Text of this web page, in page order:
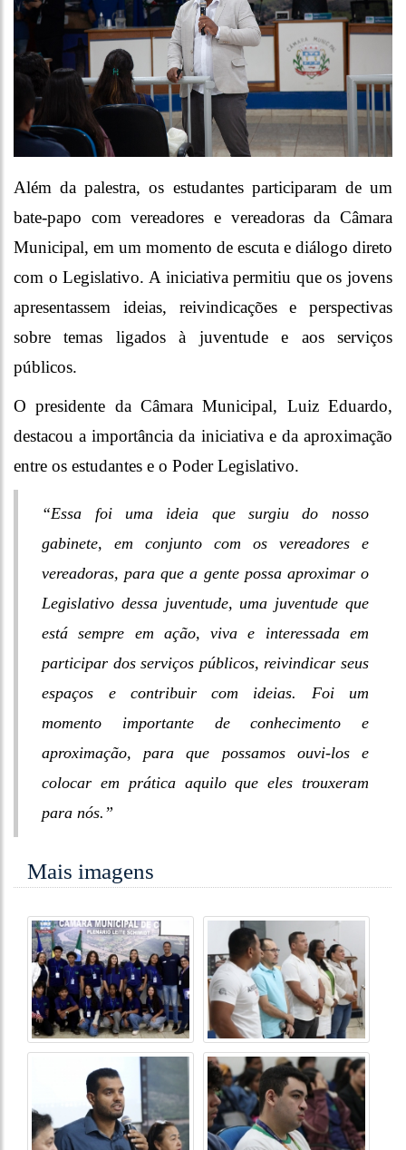
Além da palestra, os estudantes participaram de um
bate-papo com vereadores e vereadoras da Câmara
Municipal, em um momento de escuta e diálogo direto
com o Legislativo. A iniciativa permitiu que os jovens
apresentassem ideias, reivindicações e perspectivas
sobre temas ligados à juventude e aos serviços
públicos.
O presidente da Câmara Municipal, Luiz Eduardo,
destacou a importância da iniciativa e da aproximação
entre os estudantes e o Poder Legislativo.
“Essa foi uma ideia que surgiu do nosso
gabinete, em conjunto com os vereadores e
vereadoras, para que a gente possa aproximar o
Legislativo dessa juventude, uma juventude que
está sempre em ação, viva e interessada em
participar dos serviços públicos, reivindicar seus
espaços e contribuir com ideias. Foi um
momento importante de conhecimento e
aproximação, para que possamos ouvi-los e
colocar em prática aquilo que eles trouxeram
para nós.”
Mais imagens